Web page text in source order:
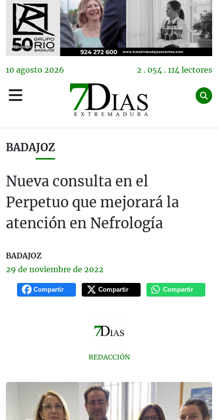
10 agosto 2026 2 . 054 . 114 lectores
BADAJOZ
Nueva consulta en el
Perpetuo que mejorará la
atención en Nefrología
BADAJOZ
29 de noviembre de 2022
Compartir Compartir Compartir
REDACCIÓN